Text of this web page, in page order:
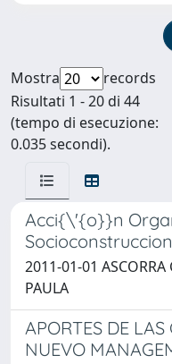
Mostra
records
Risultati 1 - 20 di 44
(tempo di esecuzione:
0.035 secondi).
Acci{\'{o}}n
2011-01-01 ASCORRA
PAULA
APORTES DE
NUEVO